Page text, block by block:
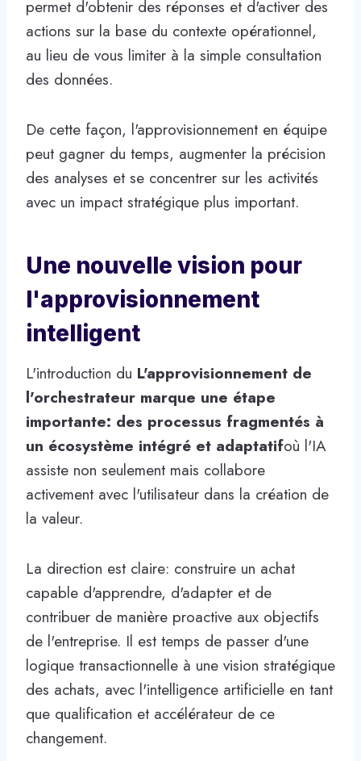
permet d'obtenir des réponses et d'activer des
actions sur la base du contexte opérationnel,
au lieu de vous limiter à la simple consultation
des données.
De cette façon, l'approvisionnement en équipe
peut gagner du temps, augmenter la précision
des analyses et se concentrer sur les activités
avec un impact stratégique plus important.
Une nouvelle vision pour
l'approvisionnement
intelligent
L'introduction du L'approvisionnement de
l'orchestrateur marque une étape
importante: des processus fragmentés à
un écosystème intégré et adaptatifoù l'IA
assiste non seulement mais collabore
activement avec l'utilisateur dans la création de
la valeur.
La direction est claire: construire un achat
capable d'apprendre, d'adapter et de
contribuer de manière proactive aux objectifs
de l'entreprise. Il est temps de passer d'une
logique transactionnelle à une vision stratégique
des achats, avec l'intelligence artificielle en tant
que qualification et accélérateur de ce
changement.